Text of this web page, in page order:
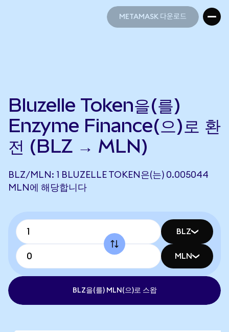
METAMASK 다운로드
Bluzelle Token을(를)
Enzyme Finance(으)로 환
전 (BLZ → MLN)
BLZ/MLN: 1 BLUZELLE TOKEN은(는) 0.005044
MLN에 해당합니다
BLZ
MLN
BLZ을(를) MLN(으)로 스왑